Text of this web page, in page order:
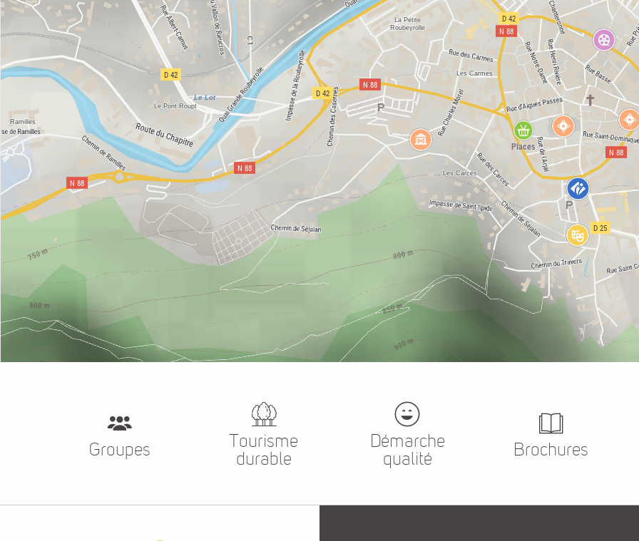
Groupes
Tourisme
durable
Démarche
qualité
Brochures